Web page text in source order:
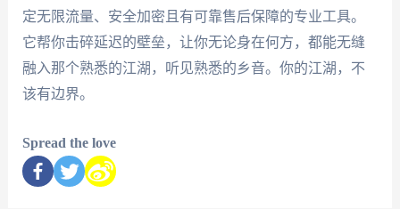
定无限流量、安全加密且有可靠售后保障的专业工具。
它帮你击碎延迟的壁垒，让你无论身在何方，都能无缝
融入那个熟悉的江湖，听见熟悉的乡音。你的江湖，不
该有边界。
Spread the love